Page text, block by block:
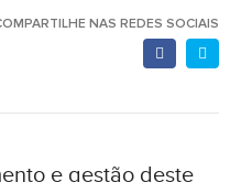
NAS REDES SOCIAIS
e gestão deste